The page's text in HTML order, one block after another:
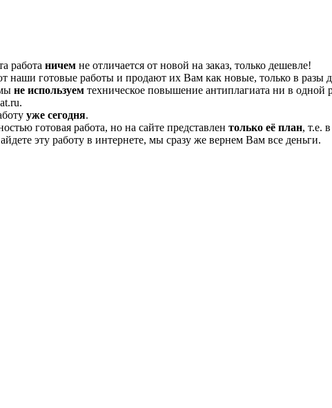
работа ничем не отличается от новой на заказ, только дешевле!
наши готовые работы и продают их Вам как новые, только в разы
не используем техническое повышение антиплагиата ни в одной
уже сегодня.
готовая работа, но на сайте представлен только её план, т.е.
эту работу в интернете, мы сразу же вернем Вам все деньги.